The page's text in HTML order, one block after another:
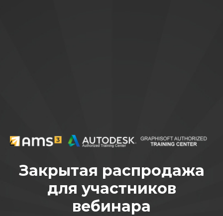
Закрытая распродажа
для участников
вебинара